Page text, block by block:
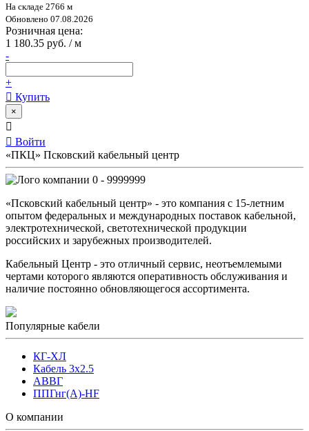
На складе 2766 м
Обновлено 07.08.2026
Розничная цена:
1 180.35 руб. / м
-
+
Купить
×
Войти
«ПКЦ» Псковский кабельный центр
0 - 9999999
«Псковский кабельный центр» - это компания с 15-летним
опытом федеральных и международных поставок кабельной,
электротехнической, светотехнической продукции
российских и зарубежных производителей.
Кабельный Центр - это отличный сервис, неотъемлемыми
чертами которого являются оперативность обслуживания и
наличие постоянно обновляющегося ассортимента.
Популярные кабели
КГ-ХЛ
Кабель 3x2.5
АВВГ
ППГнг(А)-HF
О компании